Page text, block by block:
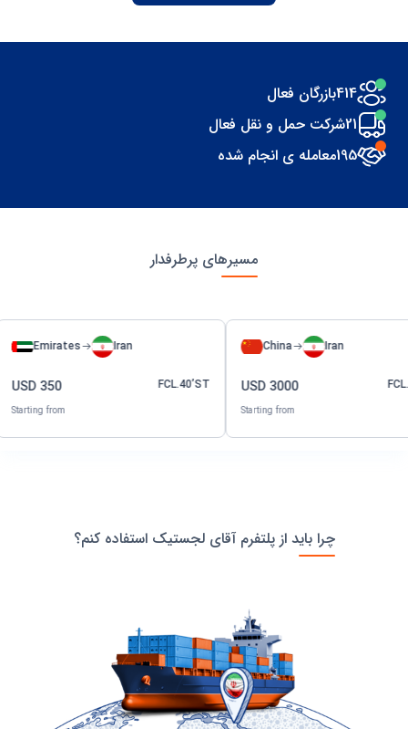
414بازرگان فعال
21شرکت حمل و نقل فعال
195معامله ی انجام شده
مسیرهای پرطرفدار
China Iran
USD3000
Starting from
Emirates Iran
USD350
Starting from
FCL.40’ST
چرا باید از پلتفرم آقای لجستیک استفاده کنم؟